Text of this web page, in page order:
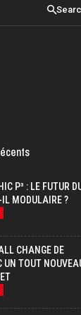
P³ : LE FUTUR
IL MODULAIRE ?
CHANGE DE
UN TOUT